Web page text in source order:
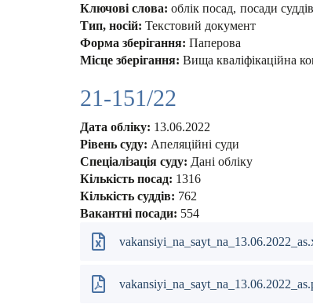
Ключові слова: облік посад посади суддів
Тип, носій: Текстовий документ
Форма зберігання: Паперова
Місце зберігання: Вища кваліфікаційна
21-151/22
Дата обліку: 13.06.2022
Рівень суду: Апеляційні суди
Спеціалізація суду: Дані обліку
Кількість посад: 1316
Кількість суддів: 762
Вакантні посади: 554